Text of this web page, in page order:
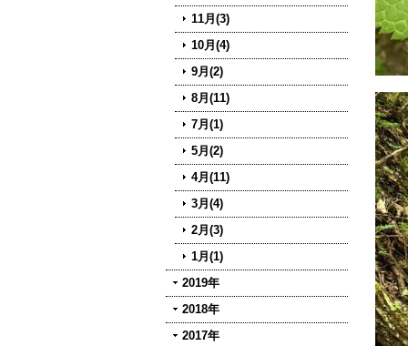
11月(3)
10月(4)
9月(2)
8月(11)
7月(1)
5月(2)
4月(11)
3月(4)
2月(3)
1月(1)
2019年
2018年
2017年